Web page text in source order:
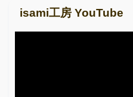
isami工房 YouTube